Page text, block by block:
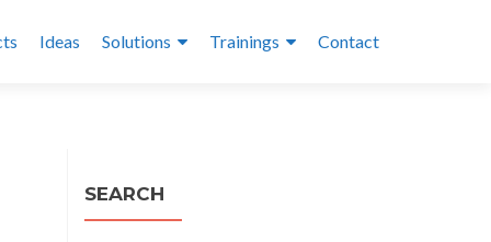
Ideas Solutions Trainings Contact
SEARCH